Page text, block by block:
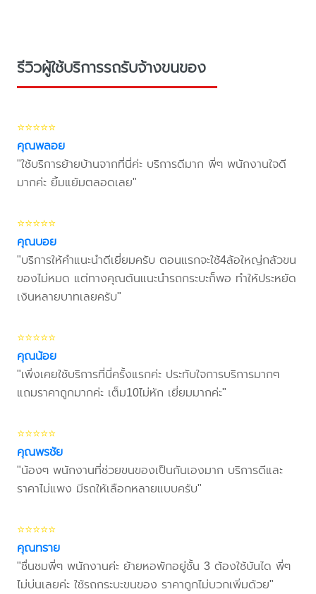
รีวิวผู้ใช้บริการรถรับจ้างขนของ
⭐⭐⭐⭐⭐
คุณพลอย
"ใช้บริการย้ายบ้านจากที่นี่ค่ะ บริการดีมาก พี่ๆ พนักงานใจดี
มากค่ะ ยิ้มแย้มตลอดเลย"
⭐⭐⭐⭐⭐
คุณบอย
"บริการให้คำแนะนำดีเยี่ยมครับ ตอนแรกจะใช้4ล้อใหญ่กลัวขน
ของไม่หมด แต่ทางคุณต้นแนะนำรถกระบะก็พอ ทำให้ประหยัด
เงินหลายบาทเลยครับ"
⭐⭐⭐⭐⭐
คุณน้อย
"เพิ่งเคยใช้บริการที่นี่ครั้งแรกค่ะ ประทับใจการบริการมากๆ
แถมราคาถูกมากค่ะ เต็ม10ไม่หัก เยี่ยมมากค่ะ"
⭐⭐⭐⭐⭐
คุณพรชัย
"น้องๆ พนักงานที่ช่วยขนของเป็นกันเองมาก บริการดีและ
ราคาไม่แพง มีรถให้เลือกหลายแบบครับ"
⭐⭐⭐⭐⭐
คุณทราย
"ชื่นชมพี่ๆ พนักงานค่ะ ย้ายหอพักอยู่ชั้น 3 ต้องใช้บันได พี่ๆ
ไม่บ่นเลยค่ะ ใช้รถกระบะขนของ ราคาถูกไม่บวกเพิ่มด้วย"